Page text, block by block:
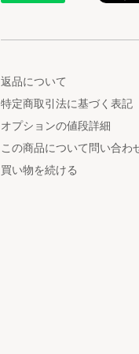
返品について
特定商取引法に基づく表記
オプションの値段詳細
この商品について問い合わ
買い物を続ける